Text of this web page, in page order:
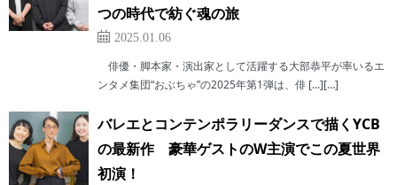
つの時代で紡ぐ魂の旅
2025.01.06
俳優・脚本家・演出家として活躍する大部恭平が率いるエ
ンタメ集団“おぶちゃ”の2025年第1弾は、俳 […][…]
バレエとコンテンポラリーダンスで描くYCB
の最新作 豪華ゲストのW主演でこの夏世界
初演！